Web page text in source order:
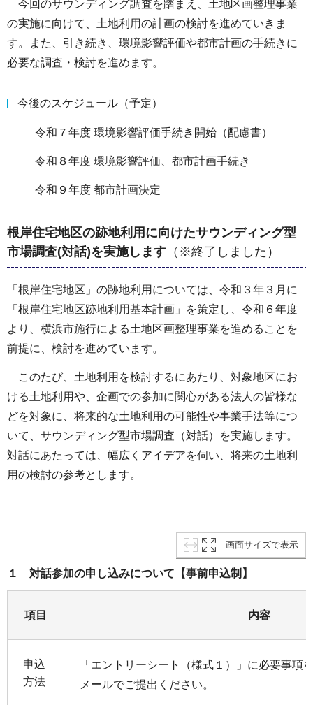
今回のサウンディング調査を踏まえ、土地区画整理事業
の実施に向けて、土地利用の計画の検討を進めていきま
す。また、引き続き、環境影響評価や都市計画の手続きに
必要な調査・検討を進めます。
今後のスケジュール（予定）
令和７年度 環境影響評価手続き開始（配慮書）
令和８年度 環境影響評価、都市計画手続き
令和９年度 都市計画決定
根岸住宅地区の跡地利用に向けたサウンディング型
市場調査(対話)を実施します （※終了しました）
「根岸住宅地区」の跡地利用については、令和３年３月に
「根岸住宅地区跡地利用基本計画」を策定し、令和６年度
より、横浜市施行による土地区画整理事業を進めることを
前提に、検討を進めています。
このたび、土地利用を検討するにあたり、対象地区にお
ける土地利用や、企画での参加に関心がある法人の皆様な
どを対象に、将来的な土地利用の可能性や事業手法等につ
いて、サウンディング型市場調査（対話）を実施します。
対話にあたっては、幅広くアイデアを伺い、将来の土地利
用の検討の参考とします。
画面サイズで表示
１ 対話参加の申し込みについて【事前申込制】
項目 内容
申込
方法
「エントリーシート（様式１）」に必要事項
メールでご提出ください。